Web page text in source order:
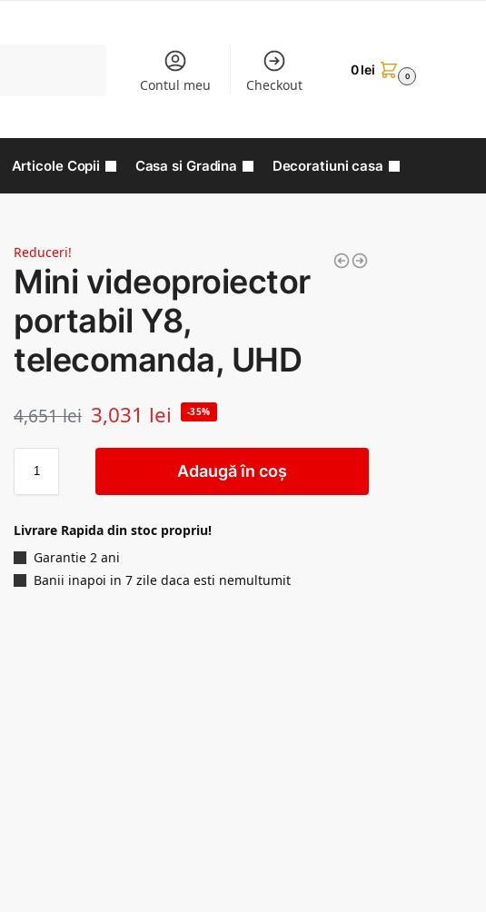
Contul meu Checkout
0lei 0
Articole Copii Casa si Gradina Decoratiuni casa
Reduceri!
Mini videoproiector
portabil Y8,
telecomanda, UHD
4,651lei 3,031 lei -35%
Adaugă în coș
Livrare Rapida din stoc propriu!
Garantie 2 ani
Banii inapoi in 7 zile daca esti nemultumit